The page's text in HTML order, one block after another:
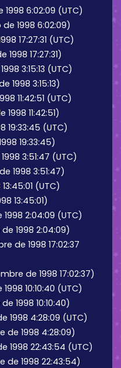
6:02:09 (UTC)
1998 6:02:09)
17:27:31 (UTC)
17:27:31)
3:15:13 (UTC)
1998 3:15:13)
11:42:51 (UTC)
11:42:51)
19:33:45 (UTC)
19:33:45)
3:51:47 (UTC)
1998 3:51:47)
(UTC)
13:45:01)
2:04:09 (UTC)
1998 2:04:09)
de 1998 17:02:37
de 1998 17:02:37)
10:10:40 (UTC)
1998 10:10:40)
1998 4:28:09 (UTC)
de 1998 4:28:09)
1998 22:43:54 (UTC)
de 1998 22:43:54)